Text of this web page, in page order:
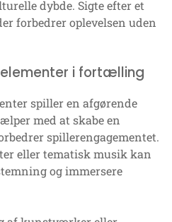
dybde. Sigte efter et
forbedrer oplevelsen uden
i fortælling
spiller en afgørende
med at skabe en
spillerengagementet.
eller tematisk musik kan
og immersere